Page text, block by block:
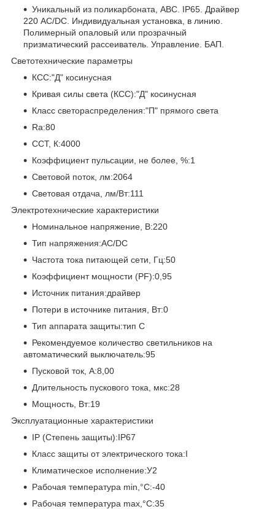
Уникальный из поликарбоната, АВС. IP65. Драйвер
220 АС/DC. Индивидуальная установка, в линию.
Полимерный опаловый или прозрачный
призматический рассеиватель. Управление. БАП.
Светотехнические параметры
КСС:"Д" косинусная
Кривая силы света (КСС):"Д" косинусная
Класс светораспределения:"П" прямого света
Ra:80
CCT, К:4000
Коэффициент пульсации, не более, %:1
Световой поток, лм:2064
Световая отдача, лм/Вт:111
Электротехнические характеристики
Номинальное напряжение, В:220
Тип напряжения:AC/DC
Частота тока питающей сети, Гц:50
Коэффициент мощности (PF):0,95
Источник питания:драйвер
Потери в источнике питания, Вт:0
Тип аппарата защиты:тип С
Рекомендуемое количество светильников на
автоматический выключатель:95
Пусковой ток, А:8,00
Длительность пускового тока, мкс:28
Мощность, Вт:19
Эксплуатационные характеристики
IP (Степень защиты):IP67
Класс защиты от электрического тока:I
Климатическое исполнение:У2
Рабочая температура min,°C:-40
Рабочая температура max,°C:35